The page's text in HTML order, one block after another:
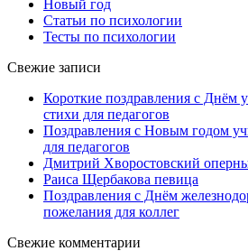
Новый год
Статьи по психологии
Тесты по психологии
Свежие записи
Короткие поздравления с Днём
стихи для педагогов
Поздравления с Новым годом
для педагогов
Дмитрий Хворостовский
Раиса Щербакова певица
Поздравления с Днём
пожелания для коллег
Свежие комментарии